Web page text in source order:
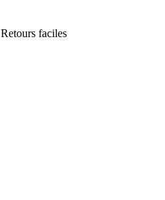
Retours faciles